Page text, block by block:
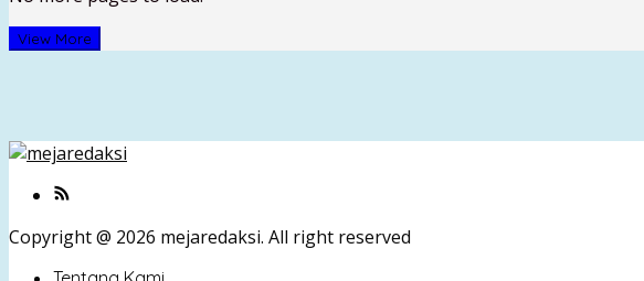
View More
Copyright @ 2026 mejaredaksi. All right reserved